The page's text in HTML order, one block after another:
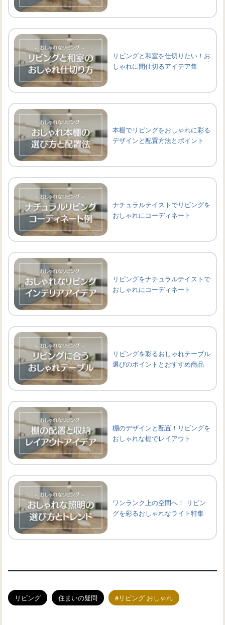
リビングと和室を仕切りたい！お
しゃれに間仕切るアイデア集
本棚でリビングをおしゃれに彩る
デザインと配置方法とポイント
ナチュラルテイストでリビングを
おしゃれにコーディネート
リビングをナチュラルテイストで
おしゃれにコーディネート
リビングを彩るおしゃれテーブル
選びのポイントとおすすめ商品
棚のデザインと配置！リビングを
おしゃれな棚でレイアウト
ワンランク上の空間へ！ リビン
グを彩るおしゃれなライト特集
リビング 住まいの疑問 リビング おしゃれ